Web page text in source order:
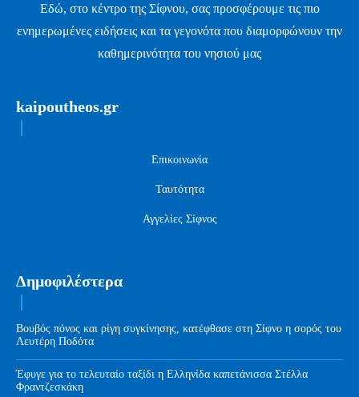
Εδώ, στο κέντρο της Σίφνου, σας προσφέρουμε τις πιο
ενημερωμένες ειδήσεις και τα γεγονότα που διαμορφώνουν την
καθημερινότητα του νησιού μας
kaipoutheos.gr
Επικοινωνία
Ταυτότητα
Αγγελίες Σίφνος
Δημοφιλέστερα
Βουβός πόνος και ρίγη συγκίνησης, κατέφθασε στη Σίφνο η σορός του
Λευτέρη Ποδότα
Έφυγε για το τελευταίο ταξίδι η Ελληνίδα καπετάνισσα Στέλλα
Φραντζεσκάκη